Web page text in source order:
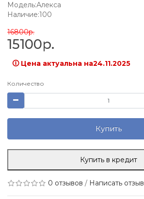
Модель:Алекса
Наличие:100
16800р.
15100р.
🛈 Цена актуальна на24.11.2025
Количество
Купить
Купить в кредит
0 отзывов / Написать отзыв